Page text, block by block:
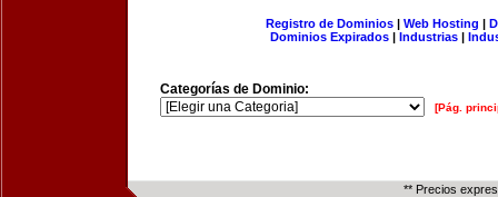
Registro de Dominios| Web Hosting |
Dominios Expirados | Industrias |
Categorías de Dominio:
[Pág.
** Precios